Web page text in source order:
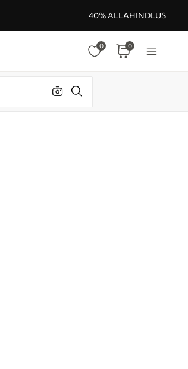
40% ALLAHINDLUS
0 0